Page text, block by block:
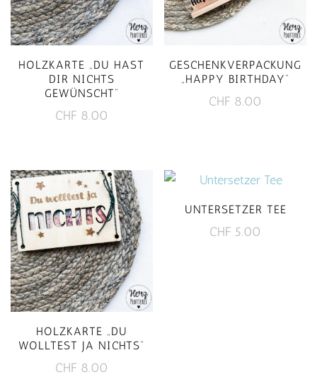
Optionen
können
der
Produktseite
gewählt
HOLZKARTE „DU HAST
DIR NICHTS
GEWÜNSCHT“
CHF 8.00
GESCHENKVERPACKUNG
„HAPPY BIRTHDAY“
CHF 8.00
HOLZKARTE „DU
WOLLTEST JA NICHTS“
CHF 8.00
UNTERSETZER TEE
CHF 5.00